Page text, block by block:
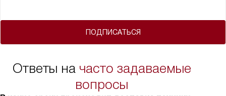
ПОДПИСАТЬСЯ
Ответы на часто задаваемые
вопросы